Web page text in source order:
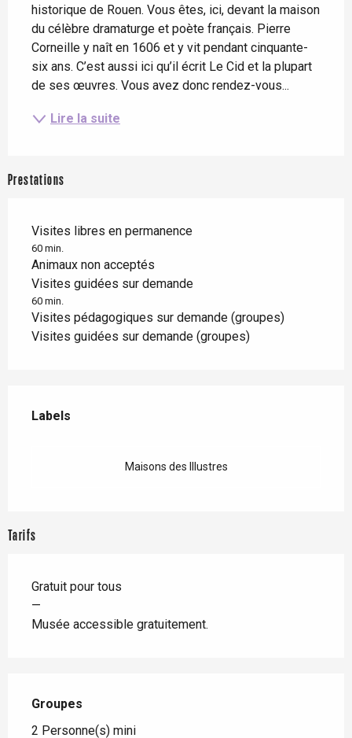
historique de Rouen. Vous êtes, ici, devant la maison
du célèbre dramaturge et poète français. Pierre
Corneille y naît en 1606 et y vit pendant cinquante-
six ans. C’est aussi ici qu’il écrit Le Cid et la plupart
de ses œuvres. Vous avez donc rendez-vous...
Lire la suite
Prestations
Visites libres en permanence
60 min.
Animaux non acceptés
Visites guidées sur demande
60 min.
Visites pédagogiques sur demande (groupes)
Visites guidées sur demande (groupes)
Labels
Labels
Maisons des Illustres
Tarifs
Gratuit pour tous
—
Musée accessible gratuitement.
Groupes
Groupes
2 Personne(s) mini